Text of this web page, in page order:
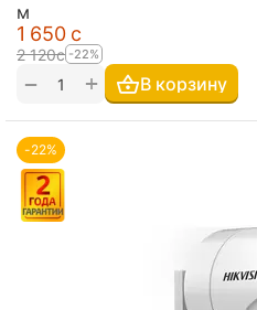
м
1 650 с
2 120с -22%
+
− В корзину
-22%